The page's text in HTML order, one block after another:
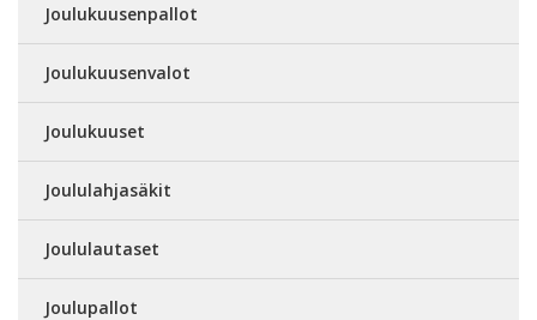
Joulukuusenpallot
Joulukuusenvalot
Joulukuuset
Joululahjasäkit
Joululautaset
Joulupallot